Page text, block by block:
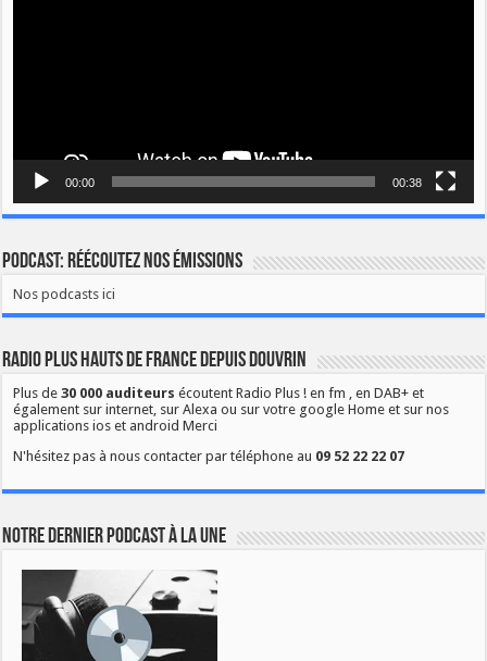
00:00 00:38
Podcast: Réécoutez nos émissions
Nos podcasts ici
Radio Plus Hauts de France depuis Douvrin
Plus de30 000 auditeurs écoutent Radio Plus ! en fm , en DAB+ et
également sur internet, sur Alexa ou sur votre google Home et sur nos
applications ios et android Merci
N'hésitez pas à nous contacter par téléphone au 09 52 22 22 07
Notre dernier podcast à la une